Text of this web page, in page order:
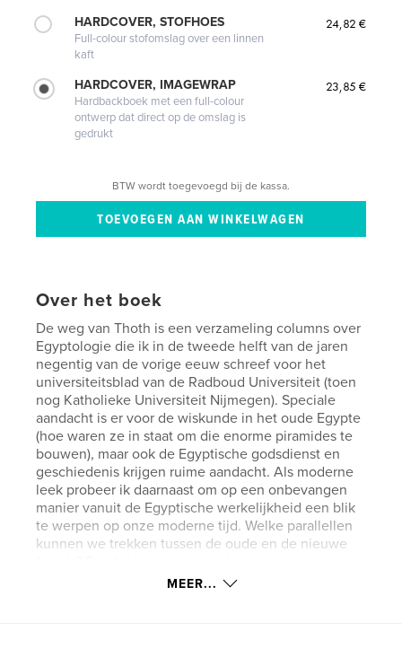
HARDCOVER, STOFHOES
Full-colour stofomslag over een linnen
kaft
24,82 €
HARDCOVER, IMAGEWRAP
Hardbackboek met een full-colour
ontwerp dat direct op de omslag is
gedrukt
23,85 €
BTW wordt toegevoegd bij de kassa.
Over het boek
De weg van Thoth is een verzameling columns over
Egyptologie die ik in de tweede helft van de jaren
negentig van de vorige eeuw schreef voor het
universiteitsblad van de Radboud Universiteit (toen
nog Katholieke Universiteit Nijmegen). Speciale
aandacht is er voor de wiskunde in het oude Egypte
(hoe waren ze in staat om die enorme piramides te
bouwen), maar ook de Egyptische godsdienst en
geschiedenis krijgen ruime aandacht. Als moderne
leek probeer ik daarnaast om op een onbevangen
manier vanuit de Egyptische werkelijkheid een blik
te werpen op onze moderne tijd. Welke parallellen
kunnen we trekken tussen de oude en de nieuwe
humoristisch. Maar de ondertoon is serieus.
MEER...